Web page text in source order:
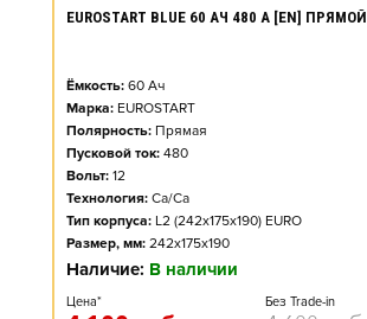
EUROSTART BLUE 60 АЧ 480 А [EN] ПРЯМОЙ
Ёмкость: 60 Ач
Марка: EUROSTART
Полярность: Прямая
Пусковой ток: 480
Вольт: 12
Технология: Ca/Ca
Тип корпуса: L2 (242x175x190) EURO
Размер, мм: 242x175x190
Наличие: В наличии
Цена* Без Trade-in